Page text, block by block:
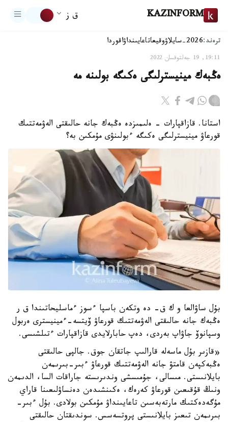
KAZINFORM ق ز
ترەند:2026-سايلاۋ وقيعاتاعايىنداۋاقوردا
19:11, 19 جەلتوقسان 2022
ەڭبەك مينيسترلىگى ەكىگە بولىنە مە
استانا. قازاقپارات - ەلىمىزدە ەڭبەك جانە حالىقتى الەۋمەتتىك
قورعاۋ مينيسترلىگى ەكىگە ءبولىنۋى مۇمكىن بە؟
بۇل ساۋالعا و ك ق- دە وتكەن باسپا ءسوز ءماسليحاتىندا ق ر
ەڭبەك جانە حالىقتى الەۋمەتتىك قورعاۋ ۆيتسە-ءمينيسترى ەربول
وسپانوۆ جاۋاپ بەردى، دەپ حابارلايدى قازاقپارات ءتىلشىسى.
«قازىر بۇل ماسەلە قارالىپ جاتقان جوق. جالپى حالىقتى
ەڭبەكپەن قامتۋ جانە الەۋمەتتىك قورعاۋ ءبىر-بىرىمەن
بايلانىستى. مىسالى، جۇمىسشى وندىرىستە جاراقات السا، الدىمەن
ونىڭ قۇقىعىن قورعاۋ كەرەك، ەكىنشىدەن دەنساۋلىعىنا قاراي
مۇگەدەكتىك مارتەبەسىن تاعايىنداۋ مۇمكىن بولادى. بۇل ءبىر-
بىرىمەن تىعىز بايلانىستى پروتسەسس. سوندىقتان حالىقتى